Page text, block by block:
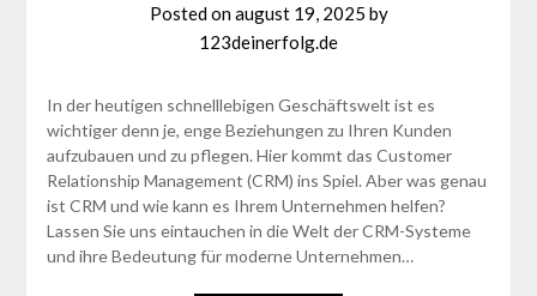
Posted onaugust 19, 2025 by
123deinerfolg.de
In der heutigen schnelllebigen Geschäftswelt ist es
wichtiger denn je, enge Beziehungen zu Ihren Kunden
aufzubauen und zu pflegen. Hier kommt das Customer
Relationship Management (CRM) ins Spiel. Aber was genau
ist CRM und wie kann es Ihrem Unternehmen helfen?
Lassen Sie uns eintauchen in die Welt der CRM-Systeme
und ihre Bedeutung für moderne Unternehmen…